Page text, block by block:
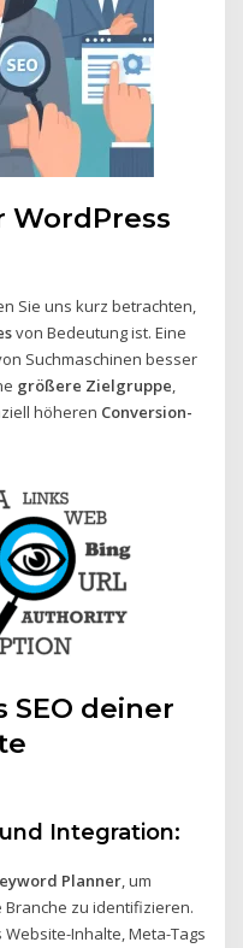
WordPress
Sie uns kurz betrachten,
von Bedeutung ist. Eine
Suchmaschinen besser
größere Zielgruppe,
höheren Conversion-
SEO deiner
Integration:
Planner, um
zu identifizieren.
Inhalte, Meta-Tags